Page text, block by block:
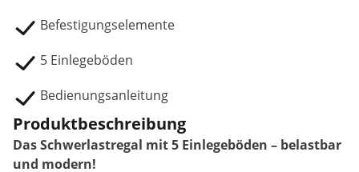
Befestigungselemente
5 Einlegeböden
Bedienungsanleitung
Produktbeschreibung
Das Schwerlastregal mit 5 Einlegeböden – belastbar
und modern!